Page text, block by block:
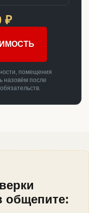
₽
помещения
назовём после
общепите: